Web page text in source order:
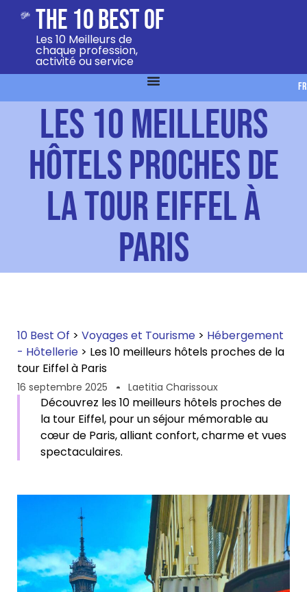
The 10 Best Of
Les 10 Meilleurs de
chaque profession,
activité ou service
FR
Les 10 meilleurs
hôtels proches de
la tour Eiffel à
Paris
10 Best Of > Voyages et Tourisme > Hébergement
- Hôtellerie > Les 10 meilleurs hôtels proches de la
tour Eiffel à Paris
16 septembre 2025 Laetitia Charissoux
Découvrez les 10 meilleurs hôtels proches de
la tour Eiffel, pour un séjour mémorable au
cœur de Paris, alliant confort, charme et vues
spectaculaires.